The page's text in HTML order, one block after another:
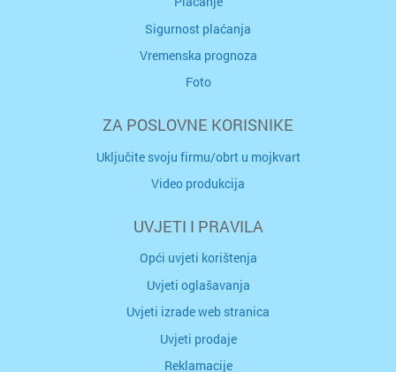
Sigurnost plaćanja
Vremenska prognoza
Foto
ZA POSLOVNE KORISNIKE
Uključite svoju firmu/obrt u mojkvart
Video produkcija
UVJETI I PRAVILA
Opći uvjeti korištenja
Uvjeti oglašavanja
Uvjeti izrade web stranica
Uvjeti prodaje
Reklamacije